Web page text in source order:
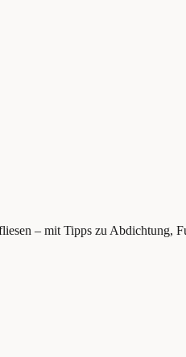
– mit Tipps zu Abdichtung,